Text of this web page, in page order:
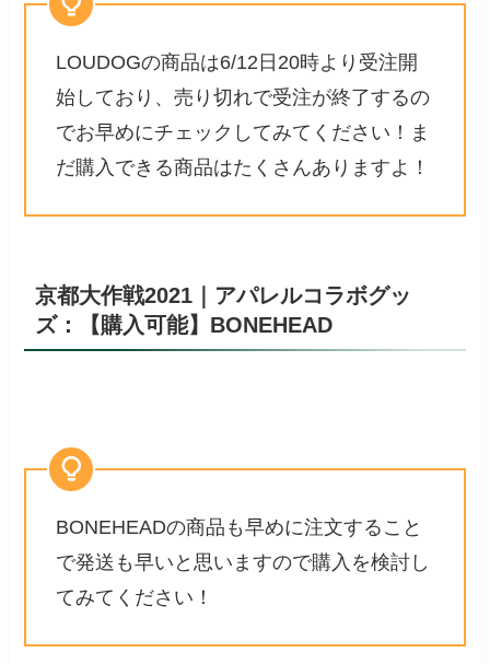
LOUDOGの商品は6/12日20時より受注開
始しており、売り切れで受注が終了するの
でお早めにチェックしてみてください！ま
だ購入できる商品はたくさんありますよ！
京都大作戦2021｜アパレルコラボグッ
ズ：【購入可能】BONEHEAD
BONEHEADの商品も早めに注文すること
で発送も早いと思いますので購入を検討し
てみてください！